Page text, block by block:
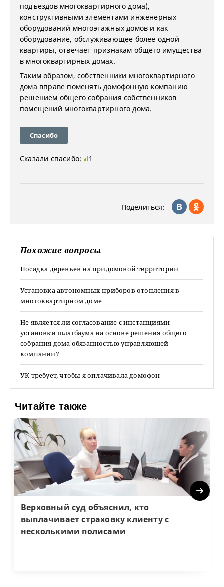
подъездов многоквартирного дома),
конструктивными элементами инженерных
оборудований многоэтажных домов и как
оборудование, обслуживающее более одной
квартиры, отвечает признакам общего имущества
в многоквартирных домах.
Таким образом, собственники многоквартирного
дома вправе поменять домофонную компанию
решением общего собрания собственников
помещений многоквартирного дома.
Спасибо
Сказали спасибо: 1
Поделиться:
Похожие вопросы
Посадка деревьев на придомовой территории
Установка автономных приборов отопления в
многоквартирном доме
Не является ли согласование с инстанциями
установки шлагбаума на основе решения общего
собрания дома обязанностью управляющей
компании?
УК требует, чтобы я оплачивала домофон
Читайте также
Верховный суд объяснил, кто
выплачивает страховку клиенту с
несколькими полисами
Next